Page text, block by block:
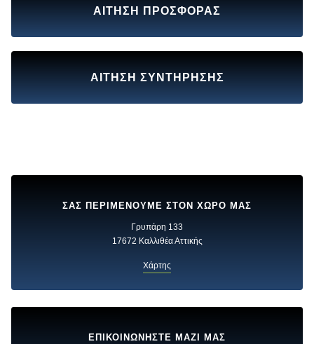
ΑΙΤΗΣΗ ΠΡΟΣΦΟΡΑΣ
ΑΙΤΗΣΗ ΣΥΝΤΗΡΗΣΗΣ
ΣΑΣ ΠΕΡΙΜΕΝΟΥΜΕ ΣΤΟΝ ΧΩΡΟ ΜΑΣ
Γρυπάρη 133
17672 Καλλιθέα Αττικής
Χάρτης
ΕΠΙΚΟΙΝΩΝΗΣΤΕ ΜΑΖΙ ΜΑΣ